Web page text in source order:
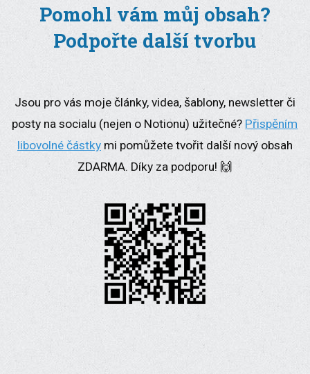
Pomohl vám můj obsah?
Podpořte další tvorbu
Jsou pro vás moje články, videa, šablony, newsletter či
posty na socialu (nejen o Notionu) užitečné? Přispěním
libovolné částkymi pomůžete tvořit další nový obsah
ZDARMA. Díky za podporu! 🙌